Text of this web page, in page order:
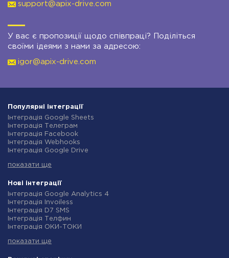
support@apix-drive.com
У вас є пропозиції щодо співпраці? Поділіться
своїми ідеями з нами за адресою:
igor@apix-drive.com
Популярні інтеграції
Інтеграція Google Sheets
Інтеграція Телеграм
Інтеграція Facebook
Інтеграція Webhooks
Інтеграція Google Drive
Інтеграція Gmail
Інтеграція Rozetka
Інтеграція OpenAI (ChatGPT)
Інтеграція Binotel
Інтеграція Prom
Інтеграція Приват24
Інтеграція OLX
Інтеграція SendPulse
показати ще
Нові інтеграції
Інтеграція Google Analytics 4
Інтеграція Invoiless
Інтеграція D7 SMS
Інтеграція Телфин
Інтеграція ОКИ-ТОКИ
Інтеграція Microsoft Dynamics 365
показати ще